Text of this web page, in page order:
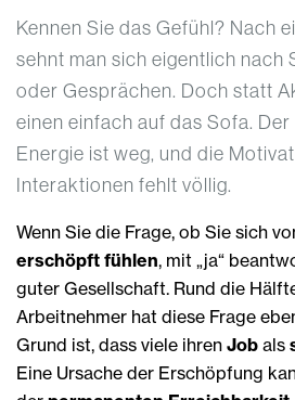
Kennen Sie das Gefühl? Nach
sehnt man sich eigentlich nach
oder Gesprächen. Doch statt
einen einfach auf das Sofa.
Energie ist weg, und die
Interaktionen fehlt völlig.
Wenn Sie die Frage, ob Sie sich
erschöpft fühlen, mit „ja“
guter Gesellschaft. Rund die
Arbeitnehmer hat diese Frage
Grund ist, dass viele ihren Job als
Eine Ursache der Erschöpfung